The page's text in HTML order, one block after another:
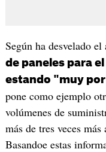
Según ha desvelado
de paneles para
estando "muy
pone como ejemplo
volúmenes de
más de tres veces
Basandoe estas